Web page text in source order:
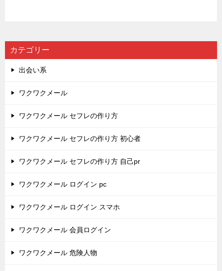
カテゴリー
出会い系
ワクワクメール
ワクワクメール セフレの作り方
ワクワクメール セフレの作り方 初心者
ワクワクメール セフレの作り方 自己pr
ワクワクメール ログイン pc
ワクワクメール ログイン スマホ
ワクワクメール 会員ログイン
ワクワクメール 危険人物